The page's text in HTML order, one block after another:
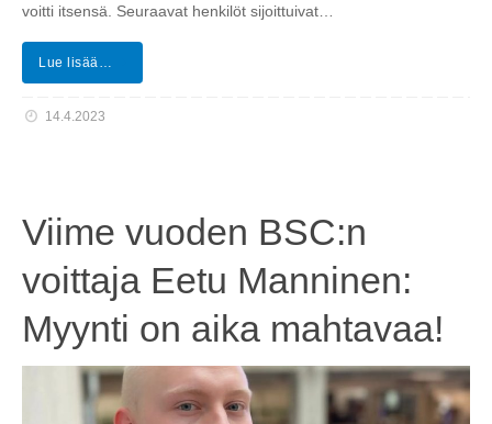
voitti itsensä. Seuraavat henkilöt sijoittuivat…
Lue lisää…
14.4.2023
Viime vuoden BSC:n
voittaja Eetu Manninen:
Myynti on aika mahtavaa!